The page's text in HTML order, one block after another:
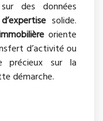
sur des données
solide.
oriente
d’activité ou
précieux sur la
démarche.